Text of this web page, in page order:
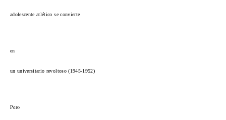
adolescente atlético se convierte
en
un universitario revoltoso (1945-1952)
Pero